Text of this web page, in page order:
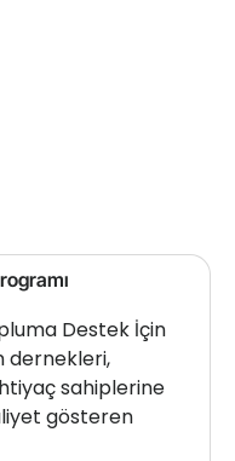
Destek İçin
dernekleri,
sahiplerine
gösteren